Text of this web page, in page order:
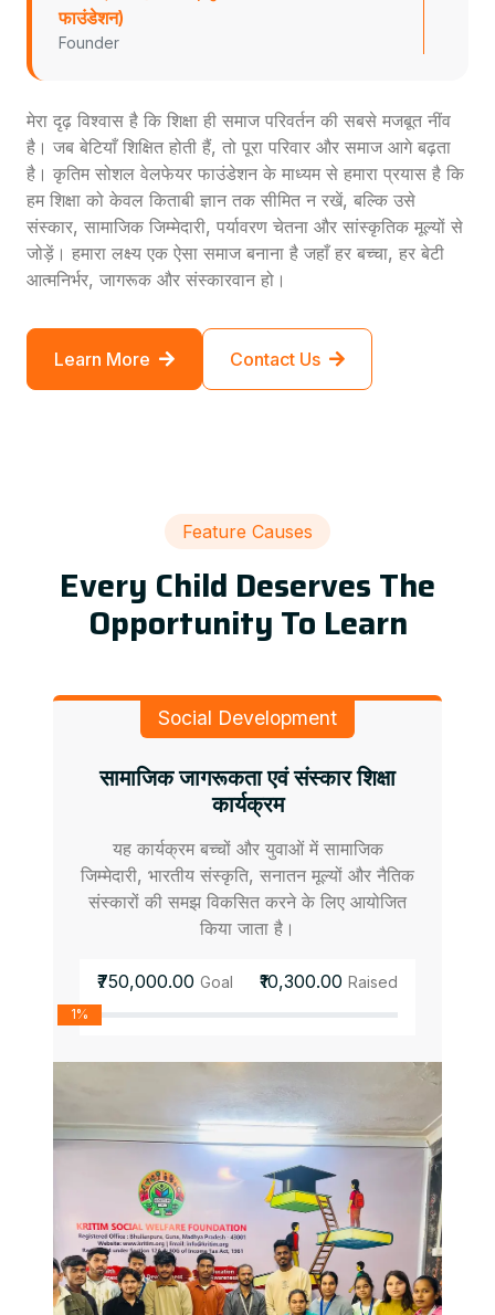
फाउंडेशन)
Founder
मेरा दृढ़ विश्वास है कि शिक्षा ही समाज परिवर्तन की सबसे मजबूत नींव
है। जब बेटियाँ शिक्षित होती हैं, तो पूरा परिवार और समाज आगे बढ़ता
है। कृतिम सोशल वेलफेयर फाउंडेशन के माध्यम से हमारा प्रयास है कि
हम शिक्षा को केवल किताबी ज्ञान तक सीमित न रखें, बल्कि उसे
संस्कार, सामाजिक जिम्मेदारी, पर्यावरण चेतना और सांस्कृतिक मूल्यों से
जोड़ें। हमारा लक्ष्य एक ऐसा समाज बनाना है जहाँ हर बच्चा, हर बेटी
आत्मनिर्भर, जागरूक और संस्कारवान हो।
Learn More Contact Us
Feature Causes
Every Child Deserves The
Opportunity To Learn
Social Development
सामाजिक जागरूकता एवं संस्कार शिक्षा
कार्यक्रम
यह कार्यक्रम बच्चों और युवाओं में सामाजिक
जिम्मेदारी, भारतीय संस्कृति, सनातन मूल्यों और नैतिक
संस्कारों की समझ विकसित करने के लिए आयोजित
किया जाता है।
₹750,000.00 Goal ₹10,300.00 Raised
1%